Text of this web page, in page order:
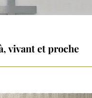
vivant et proche